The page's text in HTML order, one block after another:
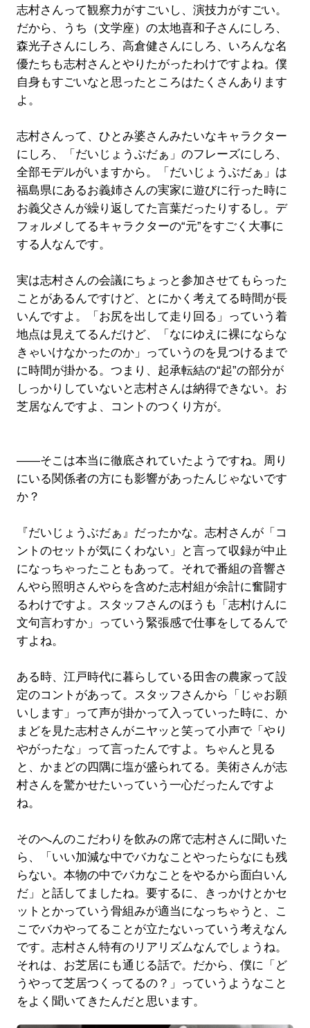
志村さんって観察力がすごいし、演技力がすごい。
だから、うち（文学座）の太地喜和子さんにしろ、
森光子さんにしろ、高倉健さんにしろ、いろんな名
優たちも志村さんとやりたがったわけですよね。僕
自身もすごいなと思ったところはたくさんあります
よ。
志村さんって、ひとみ婆さんみたいなキャラクター
にしろ、「だいじょうぶだぁ」のフレーズにしろ、
全部モデルがいますから。「だいじょうぶだぁ」は
福島県にあるお義姉さんの実家に遊びに行った時に
お義父さんが繰り返してた言葉だったりするし。デ
フォルメしてるキャラクターの“元”をすごく大事に
する人なんです。
実は志村さんの会議にちょっと参加させてもらった
ことがあるんですけど、とにかく考えてる時間が長
いんですよ。「お尻を出して走り回る」っていう着
地点は見えてるんだけど、「なにゆえに裸にならな
きゃいけなかったのか」っていうのを見つけるまで
に時間が掛かる。つまり、起承転結の“起”の部分が
しっかりしていないと志村さんは納得できない。お
芝居なんですよ、コントのつくり方が。
――そこは本当に徹底されていたようですね。周り
にいる関係者の方にも影響があったんじゃないです
か？
『だいじょうぶだぁ』だったかな。志村さんが「コ
ントのセットが気にくわない」と言って収録が中止
になっちゃったこともあって。それで番組の音響さ
んやら照明さんやらを含めた志村組が余計に奮闘す
るわけですよ。スタッフさんのほうも「志村けんに
文句言わすか」っていう緊張感で仕事をしてるんで
すよね。
ある時、江戸時代に暮らしている田舎の農家って設
定のコントがあって。スタッフさんから「じゃお願
いします」って声が掛かって入っていった時に、か
まどを見た志村さんがニヤッと笑って小声で「やり
やがったな」って言ったんですよ。ちゃんと見る
と、かまどの四隅に塩が盛られてる。美術さんが志
村さんを驚かせたいっていう一心だったんですよ
ね。
そのへんのこだわりを飲みの席で志村さんに聞いた
ら、「いい加減な中でバカなことやったらなにも残
らない。本物の中でバカなことをやるから面白いん
だ」と話してましたね。要するに、きっかけとかセ
ットとかっていう骨組みが適当になっちゃうと、こ
こでバカやってることが立たないっていう考えなん
です。志村さん特有のリアリズムなんでしょうね。
それは、お芝居にも通じる話で。だから、僕に「ど
うやって芝居つくってるの？」っていうようなこと
をよく聞いてきたんだと思います。